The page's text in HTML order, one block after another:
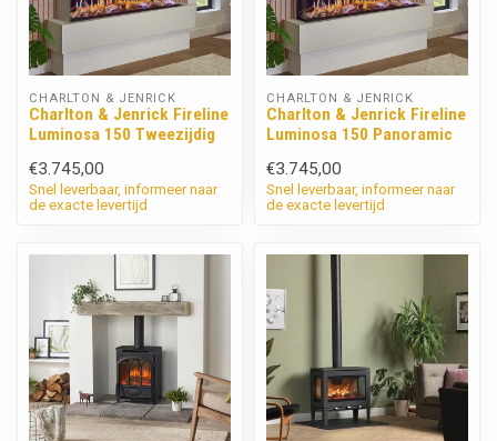
CHARLTON & JENRICK
Charlton & Jenrick Fireline
Luminosa 150 Tweezijdig
€3.745,00
Snel leverbaar, informeer naar
de exacte levertijd
CHARLTON & JENRICK
Charlton & Jenrick Fireline
Luminosa 150 Panoramic
€3.745,00
Snel leverbaar, informeer naar
de exacte levertijd